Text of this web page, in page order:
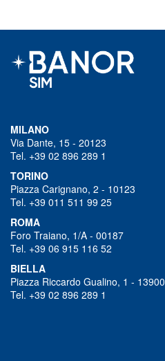
MILANO
Via Dante, 15 - 20123
Tel. +39 02 896 289 1
TORINO
Piazza Carignano, 2 - 10123
Tel. +39 011 511 99 25
ROMA
Foro Traiano, 1/A - 00187
Tel. +39 06 915 116 52
BIELLA
Piazza Riccardo Gualino, 1 - 13900
Tel. +39 02 896 289 1